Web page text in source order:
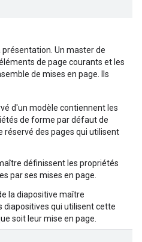
Un master de
de page courants et les
de mises en page. Ils
d'un modèle contiennent les
de forme par défaut de
des pages qui utilisent
définissent les propriétés
par ses mises en page.
la diapositive maître
diapositives qui utilisent cette
soit leur mise en page.